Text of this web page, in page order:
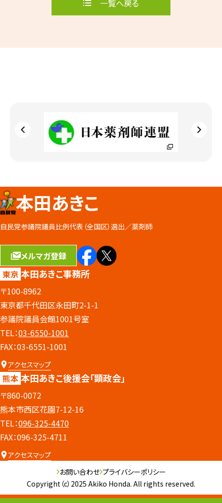
一覧へ戻る
本田あきこ
自民党参議院議員比例代表（全国区）選出／薬剤師
メルマガ登録
東京 本田あきこ事務所
〒100-8962
東京都千代田区永田町2-1-1
参議院議員会館1001号室
TEL：03-6550-1001
FAX：03-6551-1001
アクセスマップ
熊本 本田あきこ後援会「顕政会」
〒860-0072
熊本市西区花園7-12-16
TEL：096-325-4470
FAX：096-325-4711
アクセスマップ
お問い合わせ プライバシーポリシー
Copyright（c）2025 Akiko Honda. All rights reserved.